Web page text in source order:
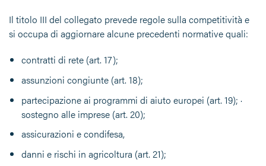
Il titolo III del collegato prevede regole sulla competitività e
si occupa di aggiornare alcune precedenti normative quali:
contratti di rete (art. 17);
assunzioni congiunte (art. 18);
partecipazione ai programmi di aiuto europei (art. 19); ·
sostegno alle imprese (art. 20);
assicurazioni e condifesa,
danni e rischi in agricoltura (art. 21);